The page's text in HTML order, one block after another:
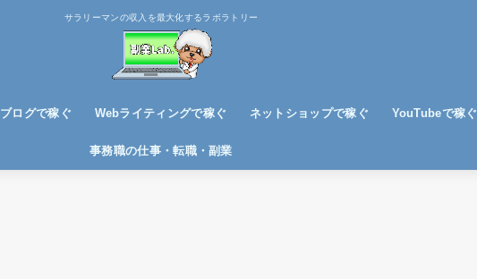
サラリーマンの収入を最大化するラボラトリー
ブログで稼ぐ
アフィリエイトで稼ぐ
Webライティングで稼ぐ ネットショップで稼ぐ YouTubeで稼ぐ
事務職の仕事・転職・副業